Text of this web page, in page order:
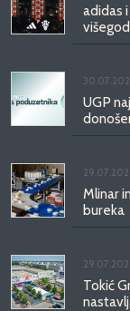
adidas
UGP
Mlinar
bureka
Tokić